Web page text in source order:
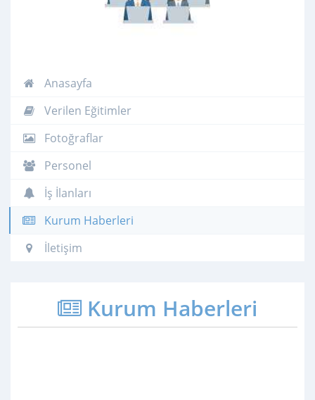
Anasayfa
Verilen Eğitimler
Fotoğraflar
Personel
İş İlanları
Kurum Haberleri
İletişim
Kurum Haberleri